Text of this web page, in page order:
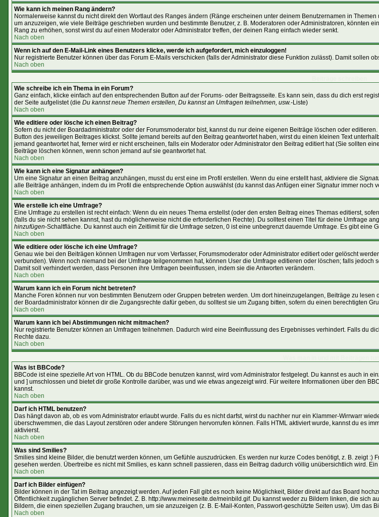
Wie kann ich meinen Rang ändern?
Normalerweise kannst du nicht direkt den Wortlaut des Ranges ändern (Ränge erscheinen unter deinem Benutzernamen in
um anzuzeigen, wie viele Beiträge geschrieben wurden und bestimmte Benutzer, z. B. Moderatoren oder Administratoren, könnten
Rang zu erhöhen, sonst wirst du auf einen Moderator oder Administrator treffen, der deinen Rang einfach wieder senkt.
Nach oben
Wenn ich auf den E-Mail-Link eines Benutzers klicke, werde ich aufgefordert, mich einzuloggen!
Nur registrierte Benutzer können über das Forum E-Mails verschicken (falls der Administrator diese Funktion zulässt). Damit sollen
Nach oben
Wie schreibe ich ein Thema in ein Forum?
Ganz einfach, klicke einfach auf den entsprechenden Button auf der Forums- oder Beitragsseite. Es kann sein, dass du dich erst
der Seite aufgelistet (die Du kannst neue Themen erstellen, Du kannst an Umfragen teilnehmen, usw.-Liste)
Nach oben
Wie editiere oder lösche ich einen Beitrag?
Sofern du nicht der Boardadministrator oder der Forumsmoderator bist, kannst du nur deine eigenen Beiträge löschen oder
Button des jeweiligen Beitrages klickst. Sollte jemand bereits auf den Beitrag geantwortet haben, wirst du einen kleinen Text
jemand geantwortet hat, ferner wird er nicht erscheinen, falls ein Moderator oder Administrator den Beitrag editiert hat (Sie sollten
Beiträge löschen können, wenn schon jemand auf sie geantwortet hat.
Nach oben
Wie kann ich eine Signatur anhängen?
Um eine Signatur an einen Beitrag anzuhängen, musst du erst eine im Profil erstellen. Wenn du eine erstellt hast, aktiviere die
alle Beiträge anhängen, indem du im Profil die entsprechende Option auswählst (du kannst das Anfügen einer Signatur immer
Nach oben
Wie erstelle ich eine Umfrage?
Eine Umfrage zu erstellen ist recht einfach: Wenn du ein neues Thema erstellst (oder den ersten Beitrag eines Themas editierst,
(falls du sie nicht sehen kannst, hast du möglicherweise nicht die erforderlichen Rechte). Du solltest einen Titel für deine Umfrage
hinzufügen-Schaltfläche. Du kannst auch ein Zeitlimit für die Umfrage setzen, 0 ist eine unbegrenzt dauernde Umfrage. Es gibt eine
Nach oben
Wie editiere oder lösche ich eine Umfrage?
Genau wie bei den Beiträgen können Umfragen nur vom Verfasser, Forumsmoderator oder Administrator editiert oder gelöscht
verbunden). Wenn noch niemand bei der Umfrage teilgenommen hat, können User die Umfrage editieren oder löschen; falls
Damit soll verhindert werden, dass Personen ihre Umfragen beeinflussen, indem sie die Antworten verändern.
Nach oben
Warum kann ich ein Forum nicht betreten?
Manche Foren können nur von bestimmten Benutzern oder Gruppen betreten werden. Um dort hineinzugelangen, Beiträge zu
der Boardadministrator können dir die Zugangsrechte dafür geben, du solltest sie um Zugang bitten, sofern du einen berechtigten
Nach oben
Warum kann ich bei Abstimmungen nicht mitmachen?
Nur registrierte Benutzer können an Umfragen teilnehmen. Dadurch wird eine Beeinflussung des Ergebnisses verhindert. Falls du
Rechte dazu.
Nach oben
Was ist BBCode?
BBCode ist eine spezielle Art von HTML. Ob du BBCode benutzen kannst, wird vom Administrator festgelegt. Du kannst es auch in
und ] umschlossen und bietet dir große Kontrolle darüber, was und wie etwas angezeigt wird. Für weitere Informationen über den
kannst.
Nach oben
Darf ich HTML benutzen?
Das hängt davon ab, ob es vom Administrator erlaubt wurde. Falls du es nicht darfst, wirst du nachher nur ein Klammer-Wirrwarr
überschwemmen, die das Layout zerstören oder andere Störungen hervorrufen können. Falls HTML aktiviert wurde, kannst du es
aktivierst.
Nach oben
Was sind Smilies?
Smilies sind kleine Bilder, die benutzt werden können, um Gefühle auszudrücken. Es werden nur kurze Codes benötigt, z. B. zeigt
gesehen werden. Übertreibe es nicht mit Smilies, es kann schnell passieren, dass ein Beitrag dadurch völlig unübersichtlich wird.
Nach oben
Darf ich Bilder einfügen?
Bilder können in der Tat im Beitrag angezeigt werden. Auf jeden Fall gibt es noch keine Möglichkeit, Bilder direkt auf das Board
Öffentlichkeit zugänglichen Server befindet. Z. B. http://www.meineseite.de/meinbild.gif. Du kannst weder zu Bildern linken, die
Bildern, die einen speziellen Zugang brauchen, um sie anzuzeigen (z. B. E-Mail-Konten, Passwort-geschützte Seiten usw). Um
Nach oben